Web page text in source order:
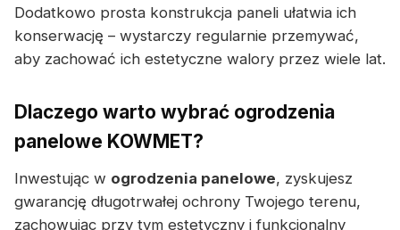
Dodatkowo prosta konstrukcja paneli ułatwia ich
konserwację – wystarczy regularnie przemywać,
aby zachować ich estetyczne walory przez wiele lat.
Dlaczego warto wybrać ogrodzenia
panelowe KOWMET?
Inwestując w ogrodzenia panelowe, zyskujesz
gwarancję długotrwałej ochrony Twojego terenu,
zachowując przy tym estetyczny i funkcjonalny